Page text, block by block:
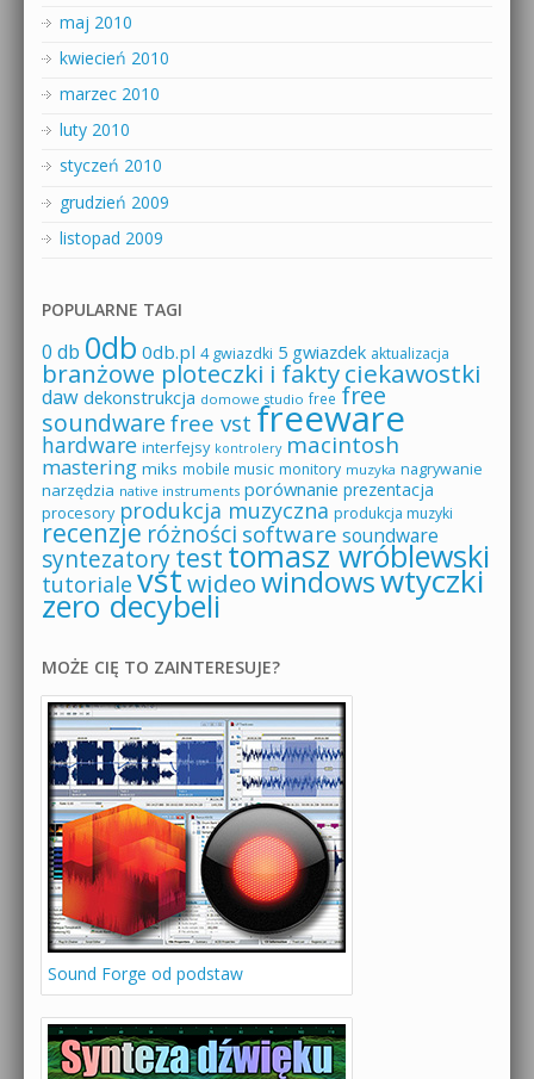
maj 2010
kwiecień 2010
marzec 2010
luty 2010
styczeń 2010
grudzień 2009
listopad 2009
POPULARNE TAGI
0 db 0db 0db.pl 4 gwiazdki 5 gwiazdek aktualizacja
branżowe ploteczki i faktyciekawostki
daw dekonstrukcja domowe studio free free
soundware free vst freeware
hardware interfejsy kontrolery macintosh
mastering miks mobile music monitory muzyka nagrywanie
narzędzia native instruments porównanie prezentacja
procesory produkcja muzyczna produkcja muzyki
recenzje różności software soundware
syntezatorytesttomasz wróblewski
tutoriale vstwideowindowswtyczki
zero decybeli
MOŻE CIĘ TO ZAINTERESUJE?
Sound Forge od podstaw